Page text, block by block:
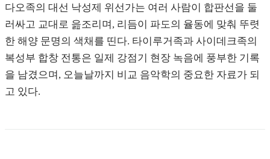
다오족의 대선 낙성제 위선가는 여러 사람이 합판선을 둘
러싸고 교대로 읊조리며, 리듬이 파도의 율동에 맞춰 뚜렷
한 해양 문명의 색채를 띤다. 타이루거족과 사이데크족의
복성부 합창 전통은 일제 강점기 현장 녹음에 풍부한 기록
을 남겼으며, 오늘날까지 비교 음악학의 중요한 자료가 되
고 있다.